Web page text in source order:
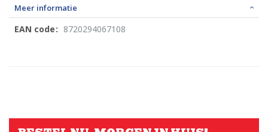
Meer informatie
Meer
8720294067108